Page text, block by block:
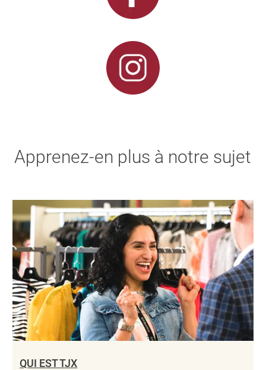
Apprenez-en plus à notre sujet
QUI EST TJX